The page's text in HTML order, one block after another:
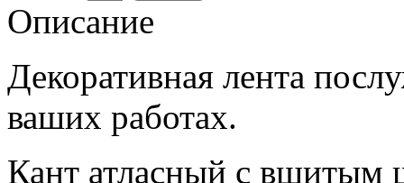
Описание
Декоративная лента
ваших работах.
Кант атласный с вшитым